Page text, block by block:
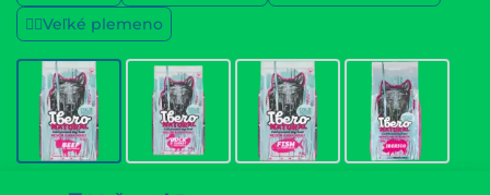
🐕‍🦺Veľké plemeno